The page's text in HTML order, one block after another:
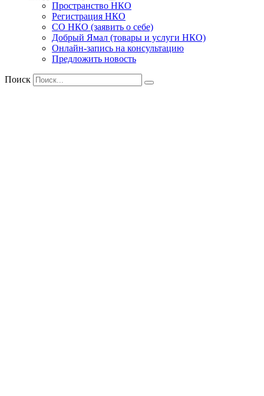
Пространство НКО
Регистрация НКО
СО НКО (заявить о себе)
Добрый Ямал (товары и услуги НКО)
Онлайн-запись на консультацию
Предложить новость
Поиск